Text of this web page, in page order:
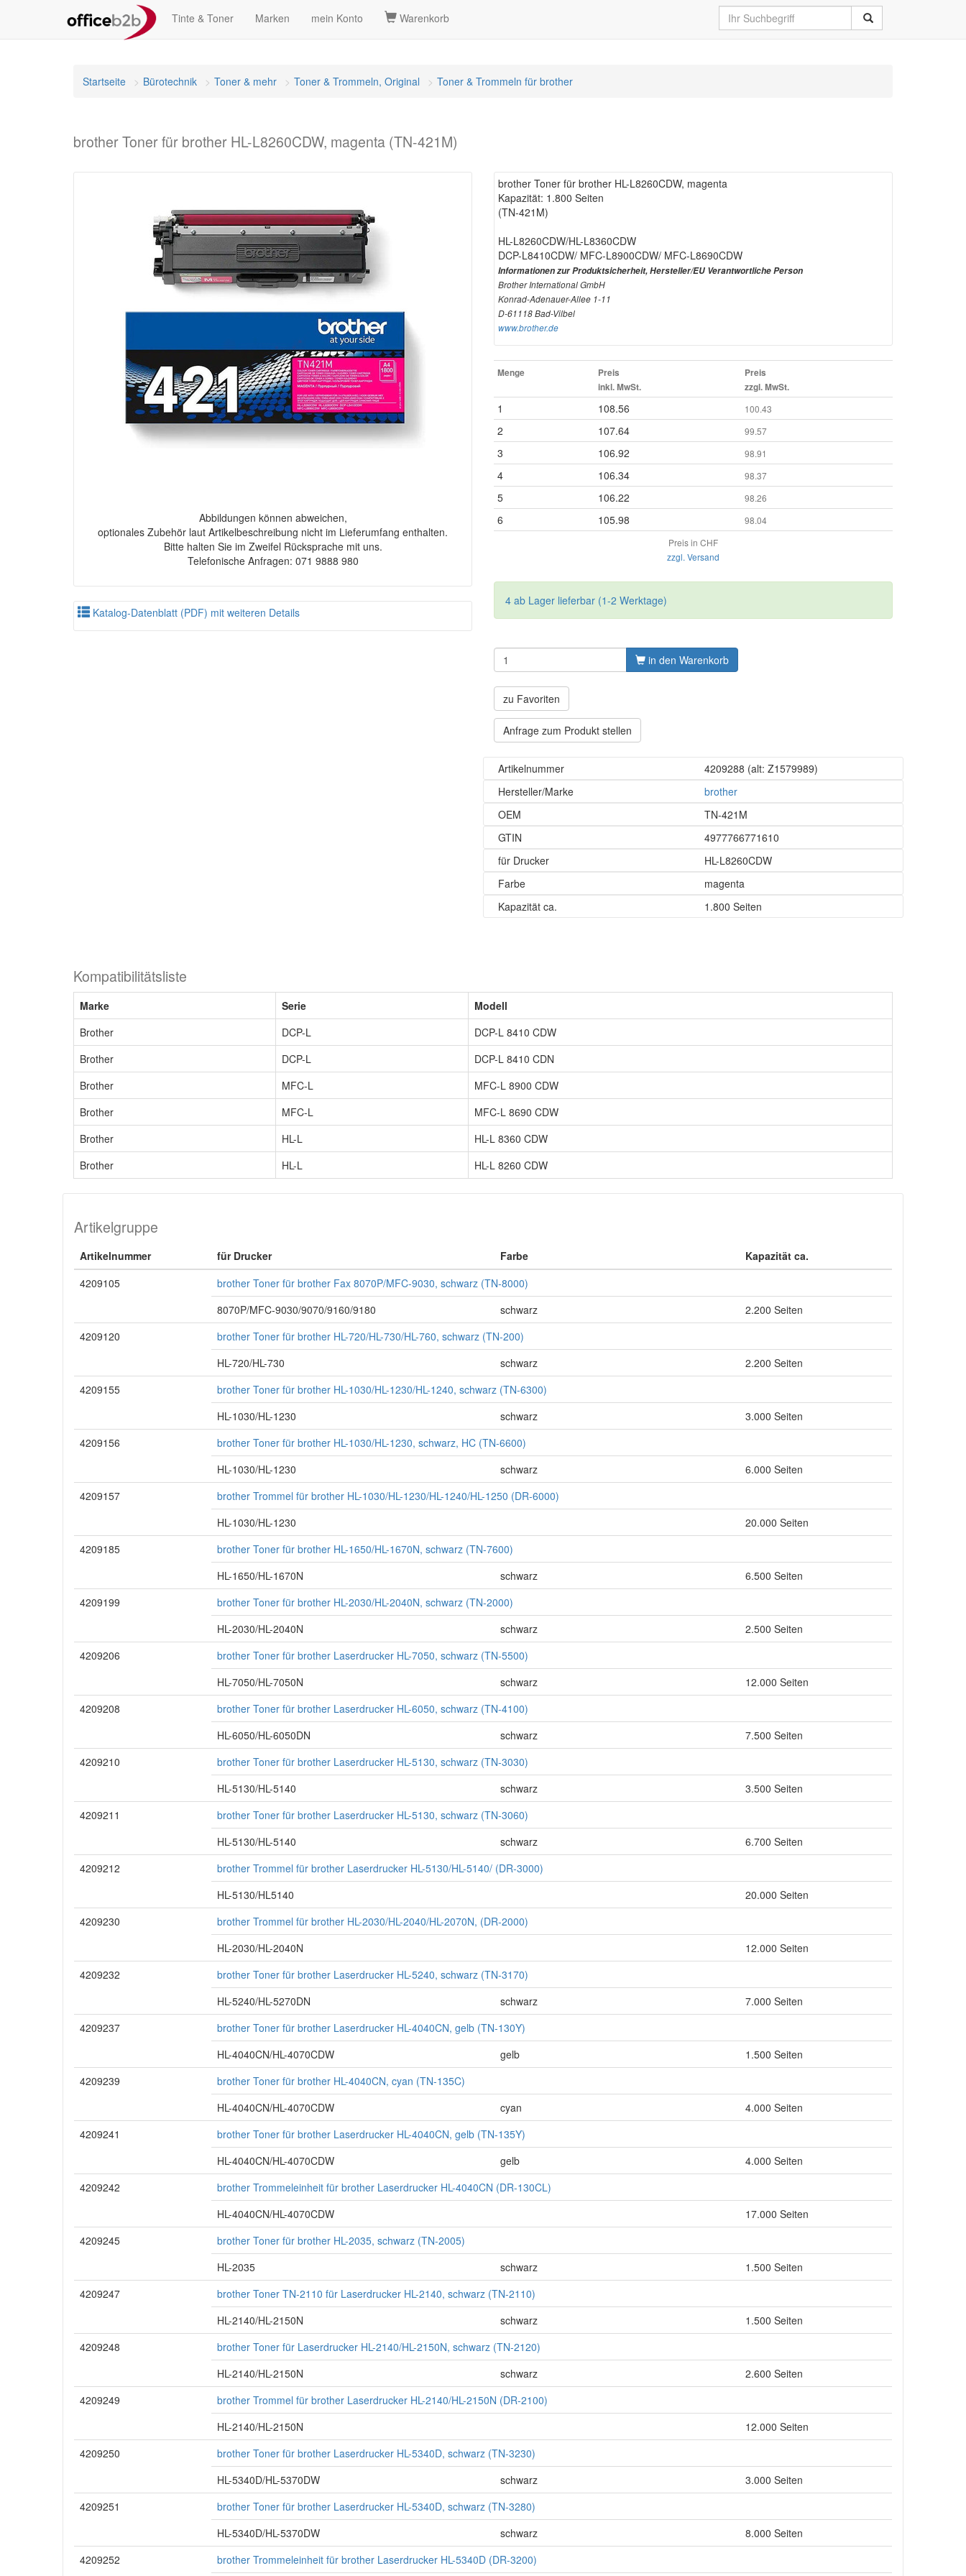
Tinte & Toner Marken mein Konto Warenkorb
Startseite Bürotechnik Toner & mehr Toner & Trommeln, Original Toner & Trommeln für brother
brother Toner für brother HL-L8260CDW, magenta (TN-421M)
Abbildungen können abweichen,
optionales Zubehör laut Artikelbeschreibung nicht im Lieferumfang enthalten.
Bitte halten Sie im Zweifel Rücksprache mit uns.
Telefonische Anfragen: 071 9888 980
Katalog-Datenblatt (PDF) mit weiteren Details
brother Toner für brother HL-L8260CDW, magenta
Kapazität: 1.800 Seiten
(TN-421M)
HL-L8260CDW/HL-L8360CDW
DCP-L8410CDW/ MFC-L8900CDW/ MFC-L8690CDW
Informationen zur Produktsicherheit, Hersteller/EU Verantwortliche Person
Brother International GmbH
Konrad-Adenauer-Allee 1-11
D-61118 Bad-Vilbel
www.brother.de
Menge
Preis
inkl. MwSt.
Preis
zzgl. MwSt.
1 108.56 100.43
2 107.64 99.57
3 106.92 98.91
4 106.34 98.37
5 106.22 98.26
6 105.98
98.04
Preis in CHF
zzgl. Versand
4 ab Lager lieferbar (1-2 Werktage)
in den Warenkorb
zu Favoriten
Anfrage zum Produkt stellen
Artikelnummer 4209288 (alt: Z1579989)
Hersteller/Marke
brother
OEM
TN-421M
GTIN
4977766771610
für Drucker
HL-L8260CDW
Farbe
magenta
Kapazität ca.
1.800 Seiten
Kompatibilitätsliste
Marke Serie
Modell
Brother
DCP-L
DCP-L 8410 CDW
Brother
DCP-L
DCP-L 8410 CDN
Brother
MFC-L
MFC-L 8900 CDW
Brother
MFC-L
MFC-L 8690 CDW
Brother
HL-L
HL-L 8360 CDW
Brother
HL-L HL-L 8260 CDW
Artikelgruppe
Artikelnummer für Drucker Farbe
Kapazität ca.
4209105
brother Toner für brother Fax 8070P/MFC-9030, schwarz (TN-8000)
8070P/MFC-9030/9070/9160/9180
schwarz
2.200 Seiten
4209120
brother Toner für brother HL-720/HL-730/HL-760, schwarz (TN-200)
HL-720/HL-730
schwarz
2.200 Seiten
4209155
brother Toner für brother HL-1030/HL-1230/HL-1240, schwarz (TN-6300)
HL-1030/HL-1230
schwarz
3.000 Seiten
4209156
brother Toner für brother HL-1030/HL-1230, schwarz, HC (TN-6600)
HL-1030/HL-1230
schwarz
6.000 Seiten
4209157
brother Trommel für brother HL-1030/HL-1230/HL-1240/HL-1250 (DR-6000)
HL-1030/HL-1230
20.000 Seiten
4209185
brother Toner für brother HL-1650/HL-1670N, schwarz (TN-7600)
HL-1650/HL-1670N
schwarz
6.500 Seiten
4209199
brother Toner für brother HL-2030/HL-2040N, schwarz (TN-2000)
HL-2030/HL-2040N
schwarz
2.500 Seiten
4209206
brother Toner für brother Laserdrucker HL-7050, schwarz (TN-5500)
HL-7050/HL-7050N
schwarz
12.000 Seiten
4209208
brother Toner für brother Laserdrucker HL-6050, schwarz (TN-4100)
HL-6050/HL-6050DN
schwarz
7.500 Seiten
4209210
brother Toner für brother Laserdrucker HL-5130, schwarz (TN-3030)
HL-5130/HL-5140
schwarz
3.500 Seiten
4209211
brother Toner für brother Laserdrucker HL-5130, schwarz (TN-3060)
HL-5130/HL-5140
schwarz
6.700 Seiten
4209212
brother Trommel für brother Laserdrucker HL-5130/HL-5140/ (DR-3000)
HL-5130/HL5140
20.000 Seiten
4209230
brother Trommel für brother HL-2030/HL-2040/HL-2070N, (DR-2000)
HL-2030/HL-2040N
12.000 Seiten
4209232
brother Toner für brother Laserdrucker HL-5240, schwarz (TN-3170)
HL-5240/HL-5270DN
schwarz
7.000 Seiten
4209237
brother Toner für brother Laserdrucker HL-4040CN, gelb (TN-130Y)
HL-4040CN/HL-4070CDW
gelb
1.500 Seiten
4209239
brother Toner für brother HL-4040CN, cyan (TN-135C)
HL-4040CN/HL-4070CDW
cyan
4.000 Seiten
4209241
brother Toner für brother Laserdrucker HL-4040CN, gelb (TN-135Y)
HL-4040CN/HL-4070CDW
gelb
4.000 Seiten
4209242
brother Trommeleinheit für brother Laserdrucker HL-4040CN (DR-130CL)
HL-4040CN/HL-4070CDW
17.000 Seiten
4209245
brother Toner für brother HL-2035, schwarz (TN-2005)
HL-2035
schwarz
1.500 Seiten
4209247
brother Toner TN-2110 für Laserdrucker HL-2140, schwarz (TN-2110)
HL-2140/HL-2150N
schwarz
1.500 Seiten
4209248
brother Toner für Laserdrucker HL-2140/HL-2150N, schwarz (TN-2120)
HL-2140/HL-2150N
schwarz
2.600 Seiten
4209249
brother Trommel für brother Laserdrucker HL-2140/HL-2150N (DR-2100)
HL-2140/HL-2150N
12.000 Seiten
4209250
brother Toner für brother Laserdrucker HL-5340D, schwarz (TN-3230)
HL-5340D/HL-5370DW
schwarz
3.000 Seiten
4209251
brother Toner für brother Laserdrucker HL-5340D, schwarz (TN-3280)
HL-5340D/HL-5370DW
schwarz
8.000 Seiten
4209252
brother Trommeleinheit für brother Laserdrucker HL-5340D (DR-3200)